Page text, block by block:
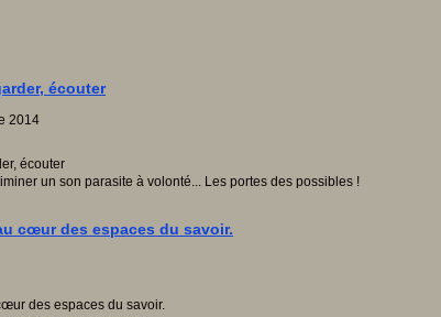
écouter
2014
un son parasite à volonté... Les portes des possibles !
cœur des espaces du savoir.